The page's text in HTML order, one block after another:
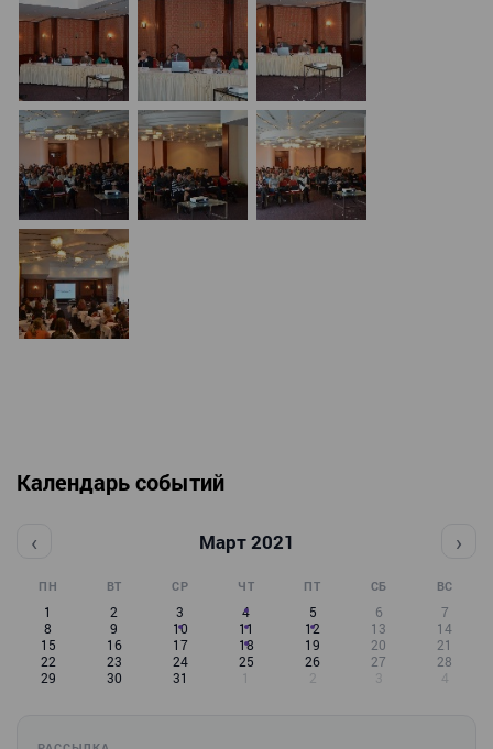
Календарь событий
‹ Март 2021 ›
ПН ВТ СР ЧТ ПТ СБ ВС
1 2 3 4 5 6
7
8
9 10 11 12 13
14
15
16 17 18 19 20
21
22
23 24 25 26 27
28
29
30 31 1 2 3 4